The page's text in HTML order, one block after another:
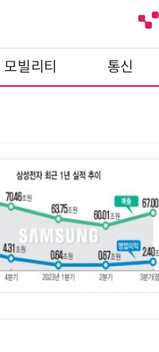
모빌리티 통신